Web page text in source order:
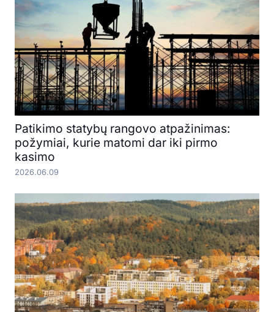
Patikimo statybų rangovo atpažinimas:
požymiai, kurie matomi dar iki pirmo
kasimo
2026.06.09